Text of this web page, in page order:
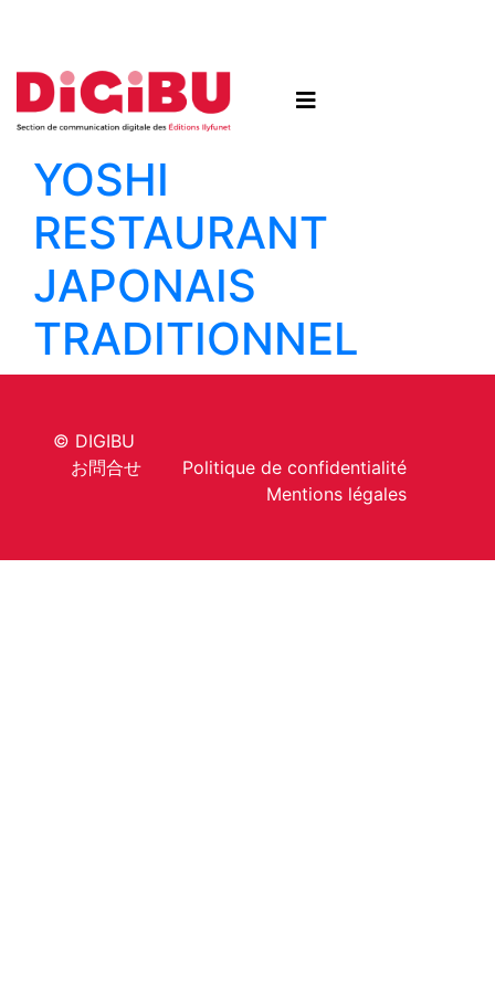
YOSHI
RESTAURANT
JAPONAIS
TRADITIONNEL
© DIGIBU
お問合せ
Politique de confidentialité
Mentions légales